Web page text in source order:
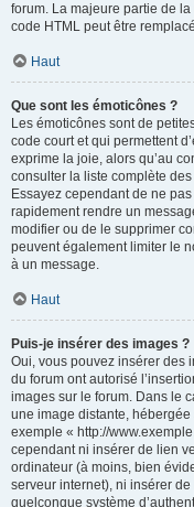
forum. La majeure partie de
code HTML peut être
Haut
Que sont les émoticônes ?
Les émoticônes sont de
code court et qui permettent
exprime la joie, alors qu’au
consulter la liste complète
Essayez cependant de ne
rapidement rendre un
modifier ou de le supprimer
peuvent également limiter le
à un message.
Haut
Puis-je insérer des images ?
Oui, vous pouvez insérer des
du forum ont autorisé
images sur le forum. Dans le
une image distante,
exemple « http://
cependant ni insérer de lien
ordinateur (à moins, bien
serveur internet), ni insérer
quelconque système